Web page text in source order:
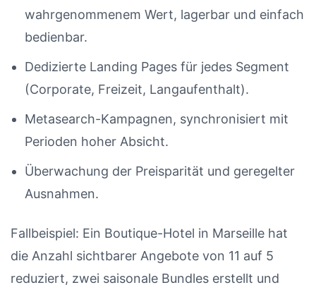
wahrgenommenem Wert, lagerbar und einfach
bedienbar.
Dedizierte Landing Pages für jedes Segment
(Corporate, Freizeit, Langaufenthalt).
Metasearch-Kampagnen, synchronisiert mit
Perioden hoher Absicht.
Überwachung der Preisparität und geregelter
Ausnahmen.
Fallbeispiel: Ein Boutique-Hotel in Marseille hat
die Anzahl sichtbarer Angebote von 11 auf 5
reduziert, zwei saisonale Bundles erstellt und